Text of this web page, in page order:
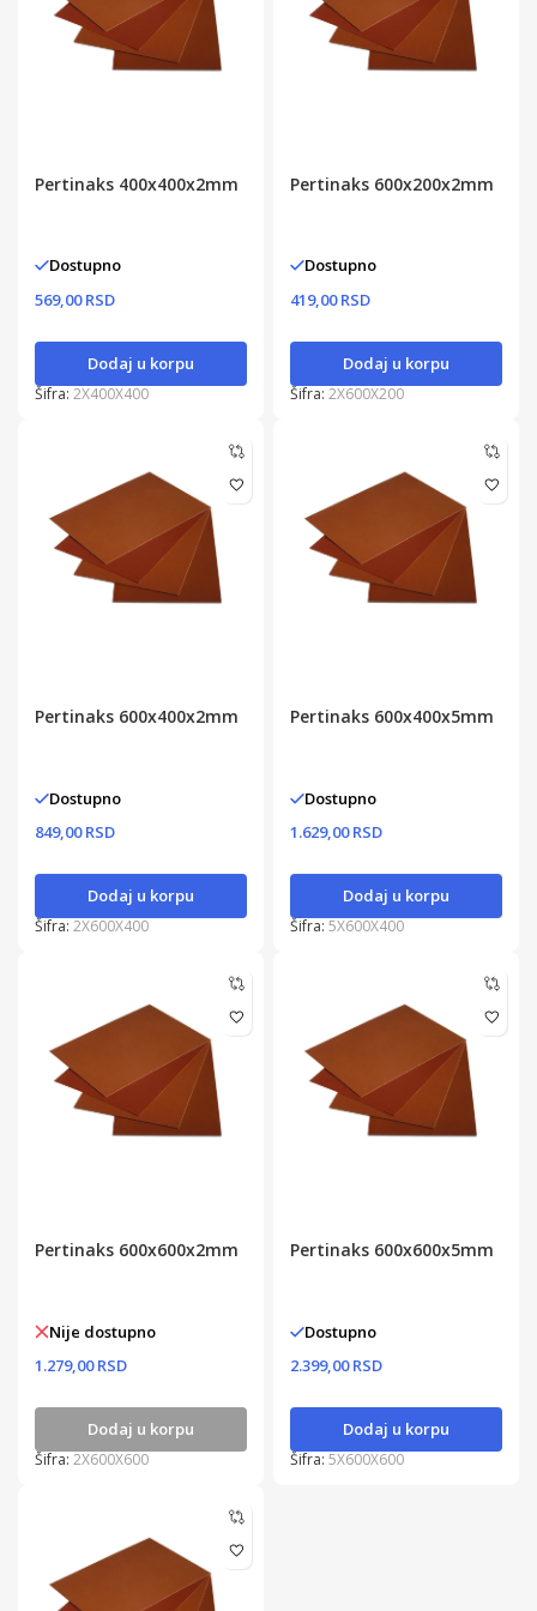
Pertinaks 400x400x2mm
Dostupno
569,00 RSD
Dodaj u korpu
Šifra: 2X400X400
Pertinaks 600x200x2mm
Dostupno
419,00 RSD
Dodaj u korpu
Šifra:2X600X200
Pertinaks 600x400x2mm
Dostupno
849,00 RSD
Dodaj u korpu
Šifra: 2X600X400
Pertinaks 600x400x5mm
Dostupno
1.629,00 RSD
Dodaj u korpu
Šifra:5X600X400
Pertinaks 600x600x2mm
Nije dostupno
1.279,00 RSD
Dodaj u korpu
Šifra: 2X600X600
Pertinaks 600x600x5mm
Dostupno
2.399,00 RSD
Dodaj u korpu
Šifra:5X600X600